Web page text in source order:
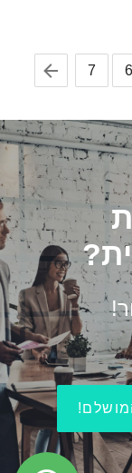
6
7